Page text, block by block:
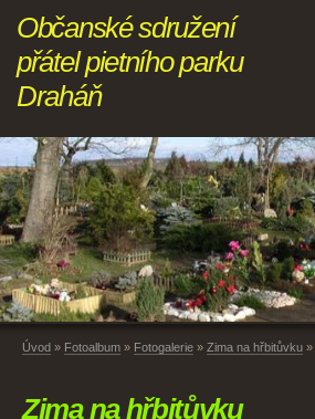
Občanské sdružení
přátel pietního parku
Draháň
Úvod » Fotoalbum » Fotogalerie » Zima na hřbitůvku »
Zima na hřbitůvku